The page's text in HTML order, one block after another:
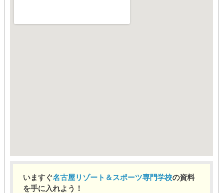
いますぐ名古屋リゾート＆スポーツ専門学校の資料
を手に入れよう！